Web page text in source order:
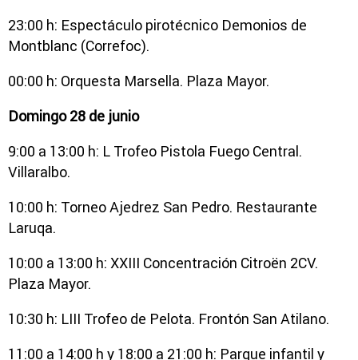
23:00 h: Espectáculo pirotécnico Demonios de
Montblanc (Correfoc).
00:00 h: Orquesta Marsella. Plaza Mayor.
Domingo 28 de junio
9:00 a 13:00 h: L Trofeo Pistola Fuego Central.
Villaralbo.
10:00 h: Torneo Ajedrez San Pedro. Restaurante
Laruqa.
10:00 a 13:00 h: XXIII Concentración Citroën 2CV.
Plaza Mayor.
10:30 h: LIII Trofeo de Pelota. Frontón San Atilano.
11:00 a 14:00 h y 18:00 a 21:00 h: Parque infantil y